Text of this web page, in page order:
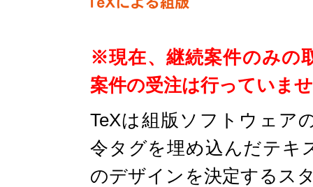
※現在、継続案件のみの
案件の受注は行っていま
TeXは組版ソフトウェア
令タグを埋め込んだテキ
のデザインを決定するス